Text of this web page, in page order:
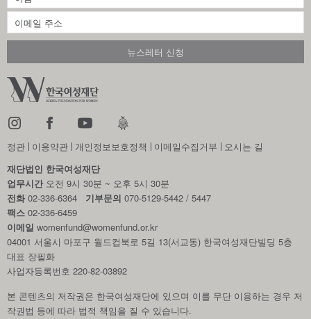
정관 이용약관 개인정보보호정책 이메일수집거부
오시는 길
재단법인 한국여성재단
업무시간오전 9시 30분 ~ 오후 5시 30분
전화 02-336-6364 기부문의 070-5129-5442 / 5447
팩스 02-336-6459
이메일 womenfund@womenfund.or.kr
04001 서울시 마포구 월드컵북로 5길 13(서교동) 한국여성재단빌딩 5층
대표 장필화
사업자등록번호 220-82-03892
본 콘텐츠의 저작권은 한국여성재단에 있으며 이를 무단 이용하는 경우 저
작권법 등에 따라 법적 책임을 질 수 있습니다.